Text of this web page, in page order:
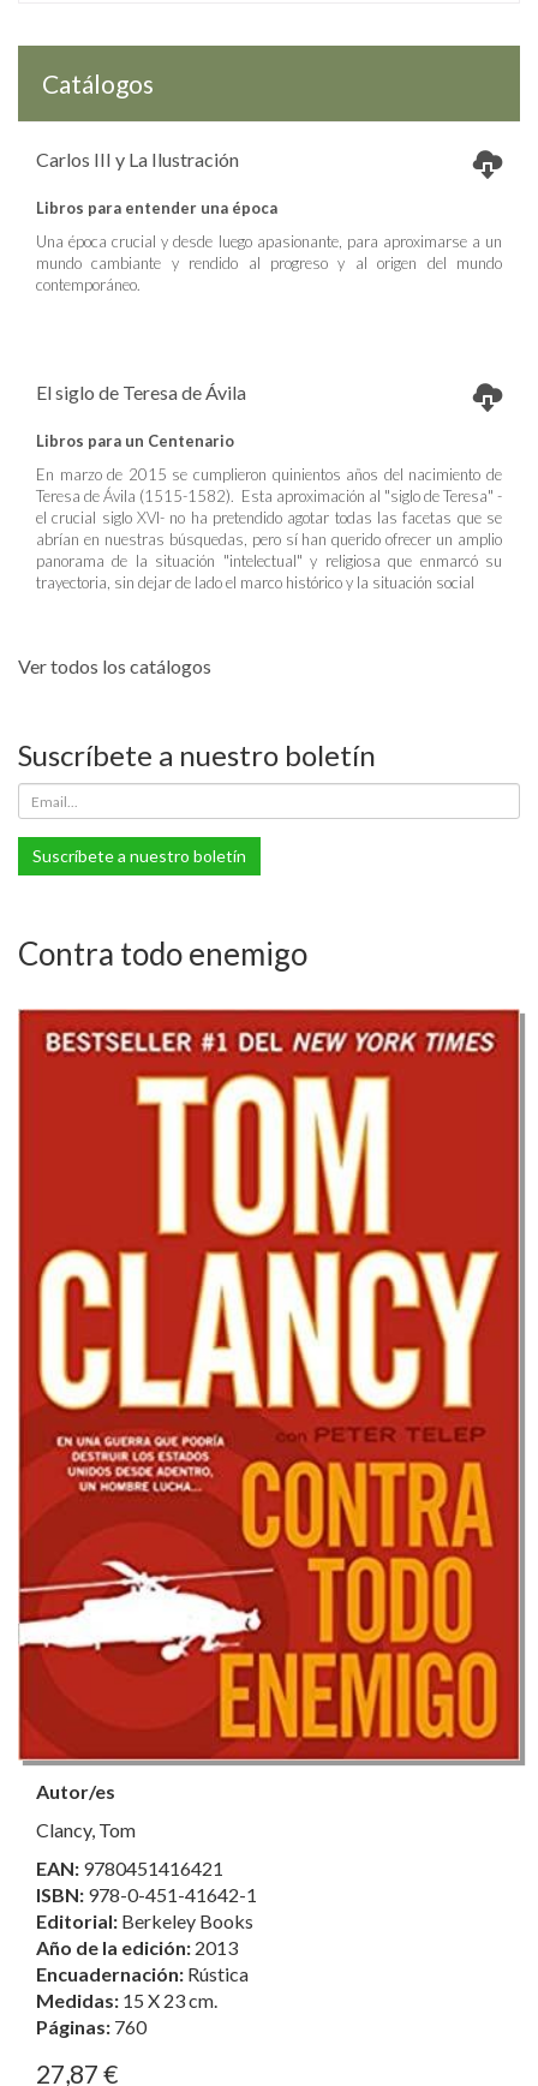
Catálogos
Carlos III y La Ilustración
Libros para entender una época
Una época crucial y desde luego apasionante, para aproximarse a un
mundo cambiante y rendido al progreso y al origen del mundo
contemporáneo.
El siglo de Teresa de Ávila
Libros para un Centenario
En marzo de 2015 se cumplieron quinientos años del nacimiento de
Teresa de Ávila (1515-1582). Esta aproximación al "siglo de Teresa" -
el crucial siglo XVI- no ha pretendido agotar todas las facetas que se
abrían en nuestras búsquedas, pero sí han querido ofrecer un amplio
panorama de la situación "intelectual" y religiosa que enmarcó su
trayectoria, sin dejar de lado el marco histórico y la situación social
Ver todos los catálogos
Suscríbete a nuestro boletín
Suscríbete a nuestro boletín
Contra todo enemigo
Autor/es
Clancy, Tom
EAN: 9780451416421
ISBN: 978-0-451-41642-1
Editorial: Berkeley Books
Año de la edición: 2013
Encuadernación: Rústica
Medidas: 15 X 23 cm.
Páginas: 760
27,87 €